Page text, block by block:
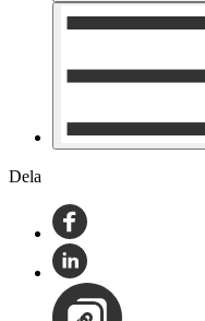
Dela